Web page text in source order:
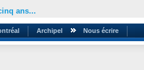
ans...
Archipel Nous écrire